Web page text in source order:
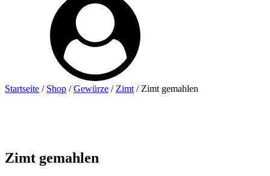
Startseite / Shop /Gewürze / Zimt / Zimt gemahlen
Zimt gemahlen